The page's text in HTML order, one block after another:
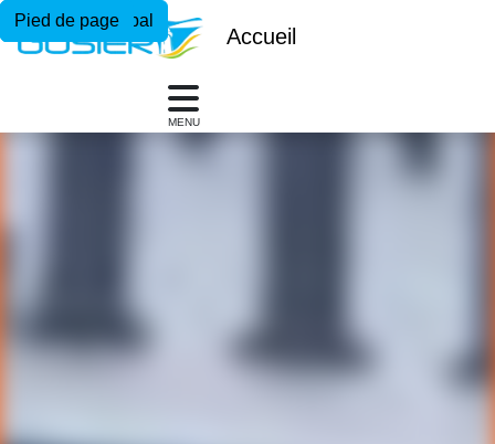
Menu principal
Contenu principal
Pied de page
Accueil
MENU